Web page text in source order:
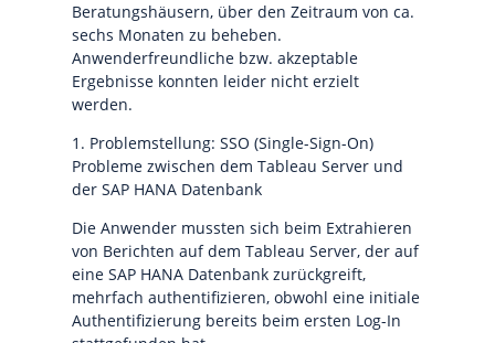
Beratungshäusern, über den Zeitraum von ca.
sechs Monaten zu beheben.
Anwenderfreundliche bzw. akzeptable
Ergebnisse konnten leider nicht erzielt
werden.
1. Problemstellung: SSO (Single-Sign-On)
Probleme zwischen dem Tableau Server und
der SAP HANA Datenbank
Die Anwender mussten sich beim Extrahieren
von Berichten auf dem Tableau Server, der auf
eine SAP HANA Datenbank zurückgreift,
mehrfach authentifizieren, obwohl eine initiale
Authentifizierung bereits beim ersten Log-In